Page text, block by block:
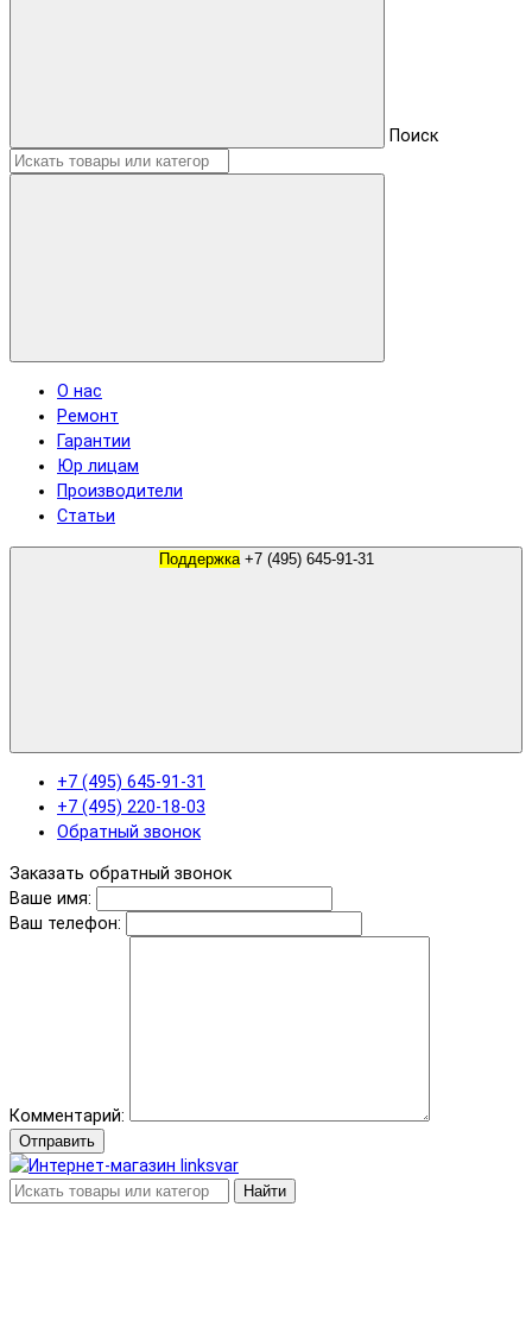
Поиск
О нас
Ремонт
Гарантии
Юр лицам
Производители
Статьи
Поддержка
+7 (495) 645-91-31
+7 (495) 220-18-03
Обратный звонок
Заказать обратный звонок
Ваше имя:
Ваш телефон:
Комментарий:
Отправить
Найти